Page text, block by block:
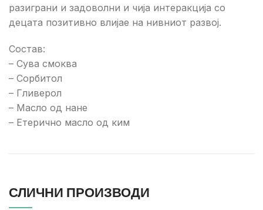
разиграни и задоволни и чија интеракција со
децата позитивно влијае на нивниот развој.
Состав:
– Сува смоква
– Сорбитол
– Гливерол
– Масло од нане
– Eтерично масло од ким
СЛИЧНИ ПРОИЗВОДИ